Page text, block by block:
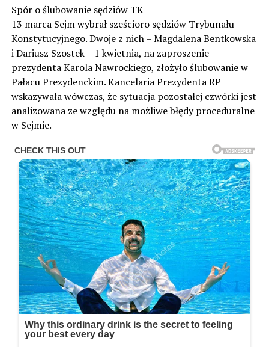
Spór o ślubowanie sędziów TK
13 marca Sejm wybrał sześcioro sędziów Trybunału
Konstytucyjnego. Dwoje z nich – Magdalena Bentkowska
i Dariusz Szostek – 1 kwietnia, na zaproszenie
prezydenta Karola Nawrockiego, złożyło ślubowanie w
Pałacu Prezydenckim. Kancelaria Prezydenta RP
wskazywała wówczas, że sytuacja pozostałej czwórki jest
analizowana ze względu na możliwe błędy proceduralne
w Sejmie.